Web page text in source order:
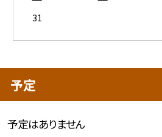
31
予定
予定はありません